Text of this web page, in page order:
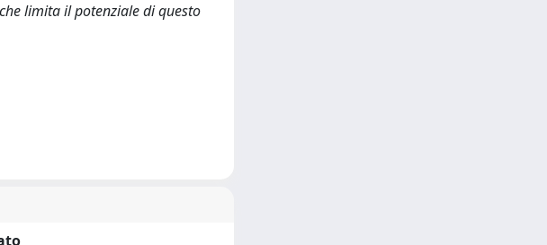
limita il potenziale di questo